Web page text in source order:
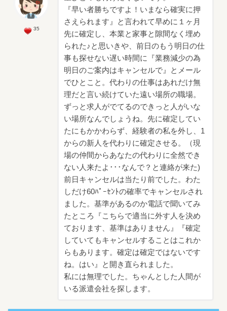
35
『早い者勝ちですよ！いまなら確実に押
さえられます』と言われて早めに１ヶ月
先に確定し、本業と家事と隙間なく埋め
られた♪と思いきや、前日のもう明日の仕
事も探せない遅い時間に『業務減少の為
明日のご案内はキャンセルで』とメール
でひとこと。代わりの仕事はあれだけ無
理だと言い続けていた遠い場所の職場。
ずっと求人がでてるのできっと人がいな
い場所なんでしょうね。先に確定してい
たにもかかわらず、経験者の私を外し、1
からの新人を代わりに確定させる。（現
場の仲間からあなたの代わりに全然でき
ない人来たよ･･･なんで？と連絡が来た)
前日キャンセルは当たり前でした。わた
しだけ60ﾊﾟｰｾﾝﾄの確率でキャンセルされ
ました。基準があるのか電話で聞いてみ
たところ『こちらで適当に外す人を決め
ております、基準はありません』『確定
していてもキャンセルすることはこれか
らもあります。確定は確定ではないです
ね。はい』と開き直られました。
私には無理でした。ちゃんとした人間が
いる派遣会社を探します。